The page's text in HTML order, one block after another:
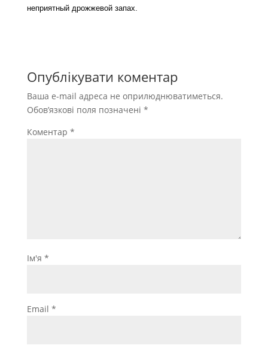
неприятный дрожжевой запах.
Опублікувати коментар
Ваша e-mail адреса не оприлюднюватиметься.
Обов’язкові поля позначені *
Коментар *
Ім'я *
Email *